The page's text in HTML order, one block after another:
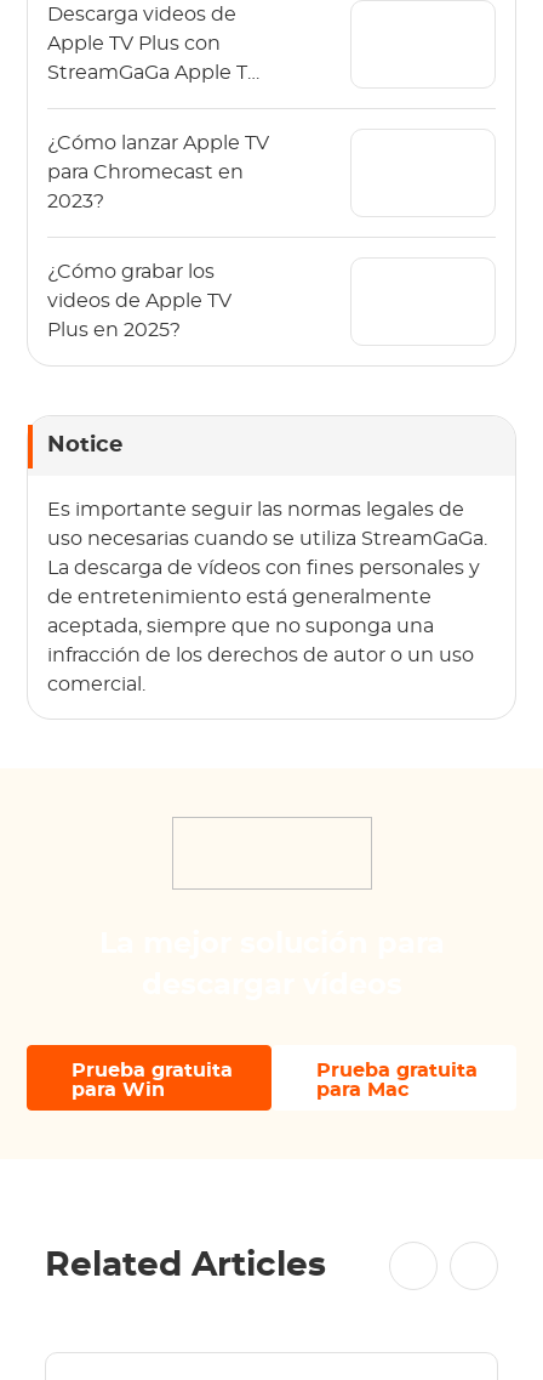
Descarga videos de
Apple TV Plus con
StreamGaGa Apple TV
¿Cómo lanzar Apple TV
para Chromecast en
2023?
¿Cómo grabar los
videos de Apple TV
Plus en 2025?
Notice
Es importante seguir las normas legales de
uso necesarias cuando se utiliza StreamGaGa.
La descarga de vídeos con fines personales y
de entretenimiento está generalmente
aceptada, siempre que no suponga una
infracción de los derechos de autor o un uso
comercial.
Prueba gratuita
para Win
Prueba gratuita
para Mac
Related Articles